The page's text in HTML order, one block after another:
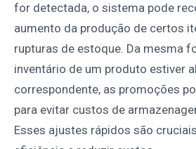
for detectada, o sistema pode
aumento da produção de certos
rupturas de estoque. Da mesma
inventário de um produto estiver
correspondente, as promoções
para evitar custos de
Esses ajustes rápidos são